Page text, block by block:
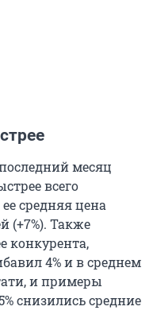
месяц
всего
средняя цена
(+7%). Также
конкурента,
4% и в среднем
и примеры
снизились средние